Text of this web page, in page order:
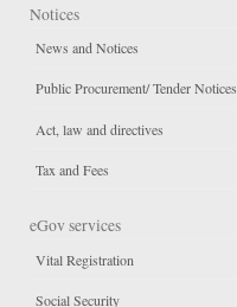
Notices
News and Notices
Public Procurement/ Tender Notices
Act, law and directives
Tax and Fees
eGov services
Vital Registration
Social Security